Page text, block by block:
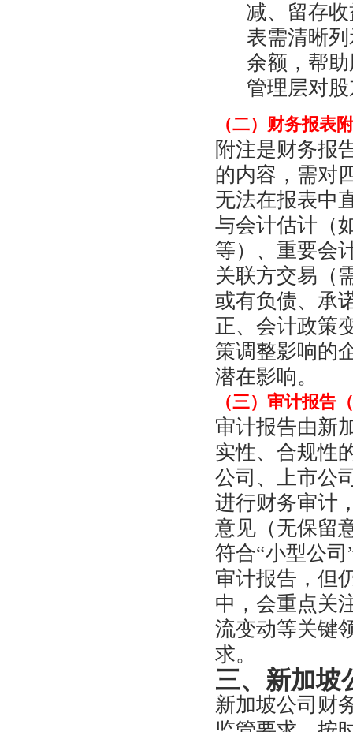
减、留存
表需清晰
余额，帮
管理层对
（二）财务报表
附注是财务报
的内容，需对
无法在报表中
与会计估计（
等）、重要会
关联方交易（
或有负债、承
正、会计政策
策调整影响的
潜在影响。
（三）审计报告
审计报告由新
实性、合规性
公司、上市公
进行财务审计
意见（无保留
符合“小型公
审计报告，但
中，会重点关
流变动等关键
求。
三、新加坡
新加坡公司财